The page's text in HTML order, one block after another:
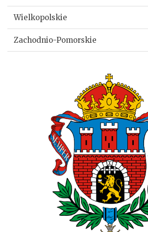
Wielkopolskie
Zachodnio-Pomorskie